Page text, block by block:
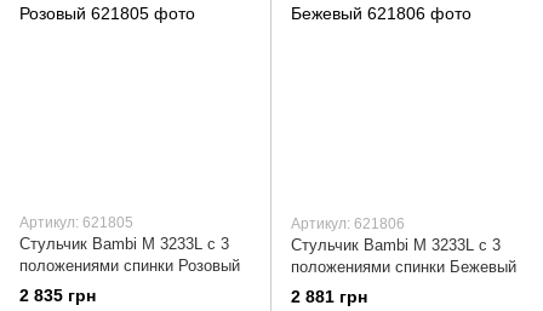
Артикул: 621805
Стульчик Bambi M 3233L с 3
положениями спинки Розовый
2 835 грн
Артикул: 621806
Стульчик Bambi M 3233L с 3
положениями спинки Бежевый
2 881 грн